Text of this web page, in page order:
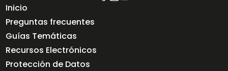
Inicio
Preguntas frecuentes
Guías Temáticas
Recursos Electrónicos
Protección de Datos